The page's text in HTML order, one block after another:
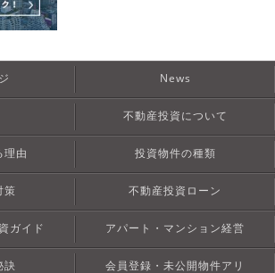
News
不動産投資について
理由 投資物件の種類
策 不動産投資ローン
ガイド アパート・マンション経営
訣 会員登録・未公開物件アリ